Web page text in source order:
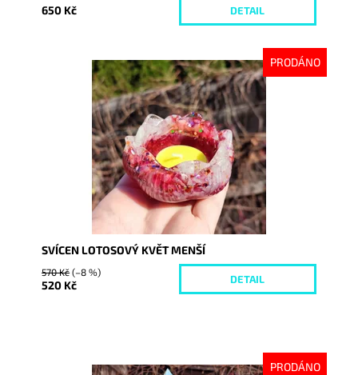
650 Kč DETAIL
PRODÁNO
Dostupnost:
Vyprodáno
7636
SVÍCEN LOTOSOVÝ KVĚT MENŠÍ
570 Kč(–8 %)
520 Kč DETAIL
PRODÁNO